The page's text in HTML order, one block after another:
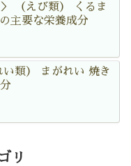
（えび類） くるま
主要な栄養成分
い類） まがれい 焼き
リ